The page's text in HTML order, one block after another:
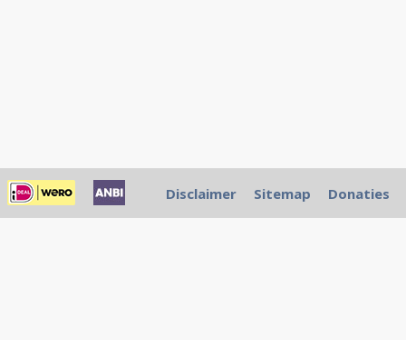
Disclaimer Sitemap Donaties